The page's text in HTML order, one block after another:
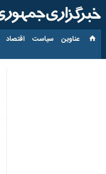
عناوین‌ سیاست اقتصاد